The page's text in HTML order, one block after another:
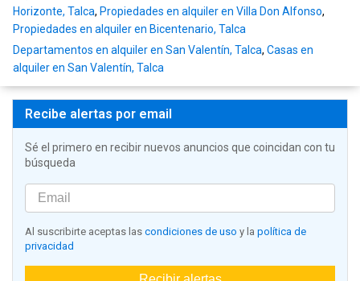
Horizonte, Talca, Propiedades en alquiler en Villa Don Alfonso,
Propiedades en alquiler en Bicentenario, Talca
Departamentos en alquiler en San Valentín, Talca, Casas en
alquiler en San Valentín, Talca
Recibe alertas por email
Sé el primero en recibir nuevos anuncios que coincidan con tu
búsqueda
Al suscribirte aceptas las condiciones de uso y la política de
privacidad